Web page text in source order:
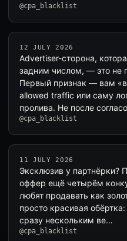
@cpa_blacklist
12 JULY 2026
Advertiser-сторонa,
задним числом, — это не
Первый признак — вам
allowed traffic или саму
пролива. Не после
@cpa_blacklist
11 JULY 2026
Эксклюзив у партнёрки?
оффер ещё четырём
любят продавать как
просто красивая
сразу нескольким ве…
@cpa_blacklist